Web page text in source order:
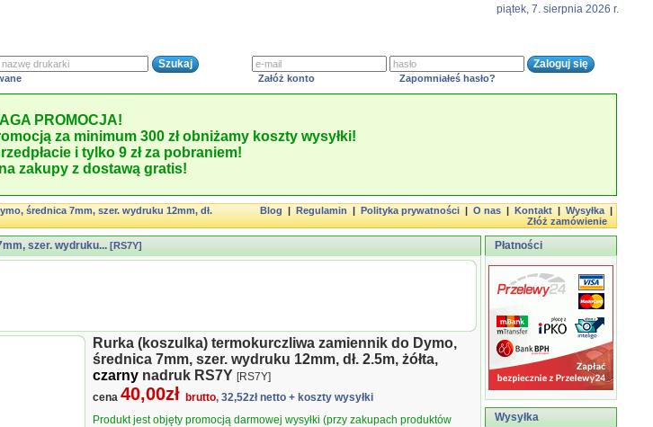
piątek, 7. sierpnia 2026 r.
Załóż konto Zapomniałeś hasło?
PROMOCJA!
za minimum 300 zł obniżamy koszty wysyłki!
i tylko 9 zł za pobraniem!
zakupy z dostawą gratis!
średnica 7mm, szer. wydruku 12mm, dł.
Blog|Regulamin|Polityka prywatności|O nas|Kontakt|Wysyłka|
Złóż zamówienie
szer. wydruku... [RS7Y]
Rurka (koszulka) termokurczliwa zamiennik do Dymo,
średnica 7mm, szer. wydruku 12mm, dł. 2.5m, żółta,
czarny nadruk RS7Y [RS7Y]
cena 40,00zł brutto, 32,52zł netto + koszty wysyłki
Produkt jest objęty promocją darmowej wysyłki (przy zakupach produktów
Płatności
Wysyłka